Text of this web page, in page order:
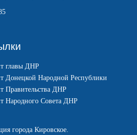
главы ДНР
Донецкой Народной Республики
Правительства ДНР
Народного Совета ДНР
города Кировское.